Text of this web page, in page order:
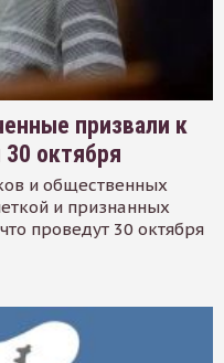
призвали к
октября
и общественных
и признанных
проведут 30 октября